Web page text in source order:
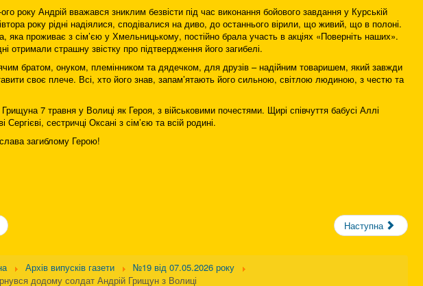
року Андрій вважався зниклим безвісти під час виконання бойового завдання у Курській
року рідні надіялися, сподівалися на диво, до останнього вірили, що живий, що в полоні.
яка проживає з сім’єю у Хмельницькому, постійно брала участь в акціях «Поверніть наших».
отримали страшну звістку про підтвердження його загибелі.
братом, онуком, племінником та дядечком, для друзів – надійним товаришем, який завжди
своє плече. Всі, хто його знав, запам’ятають його сильною, світлою людиною, з честю та
7 травня у Волиці як Героя, з військовими почестями. Щирі співчуття бабусі Аллі
Сергієві, сестричці Оксані з сім’єю та всій родині.
загиблому Герою!
Наступна
Архів випусків газети
№19 від 07.05.2026 року
додому солдат Андрій Грищун з Волиці